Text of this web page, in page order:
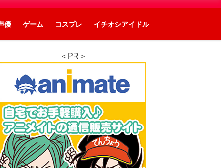
優 ゲーム コスプレ イチオシアイドル
＜PR＞